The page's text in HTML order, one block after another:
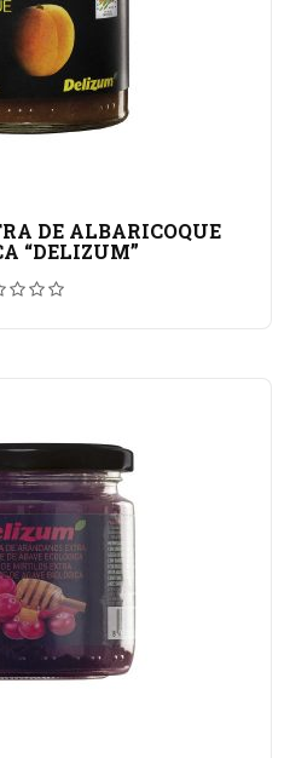
DE ALBARICOQUE
“DELIZUM”